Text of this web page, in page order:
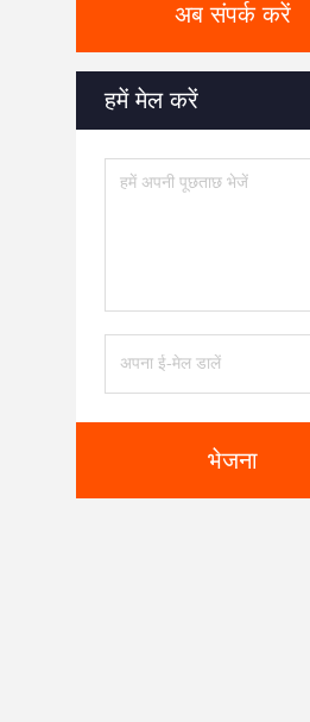
अब संपर्क करें
हमें मेल करें
भेजना